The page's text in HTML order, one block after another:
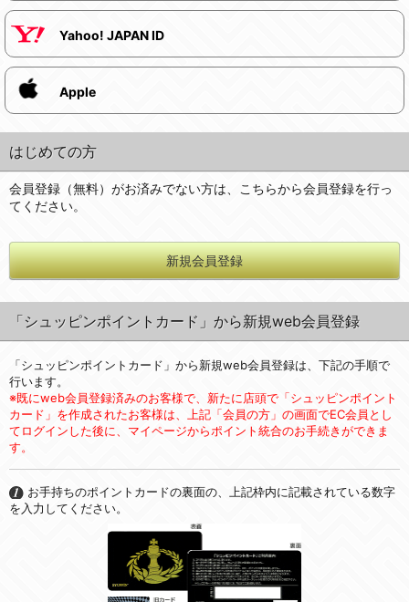
Yahoo! JAPAN ID
Apple
はじめての方
会員登録（無料）がお済みでない方は、こちらから会員登録を行っ
てください。
新規会員登録
「シュッピンポイントカード」から新規web会員登録
「シュッピンポイントカード」から新規web会員登録は、下記の手順で
行います。
※既にweb会員登録済みのお客様で、新たに店頭で「シュッピンポイント
カード」を作成されたお客様は、上記「会員の方」の画面でEC会員とし
てログインした後に、マイページからポイント統合のお手続きができま
す。
お手持ちのポイントカードの裏面の、上記枠内に記載されている数字
を入力してください。